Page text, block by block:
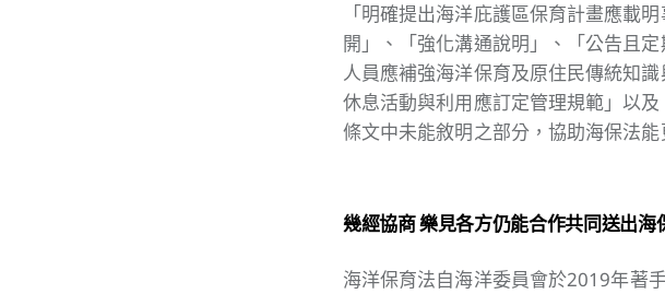
「明確提出海洋庇護區保育計畫應載
開」、「強化溝通說明」、「公告且
人員應補強海洋保育及原住民傳統知
休息活動與利用應訂定管理規範」以
條文中未能敘明之部分，協助海保法
幾經協商 樂見各方仍能合作共同送出海
海洋保育法自海洋委員會於2019年著